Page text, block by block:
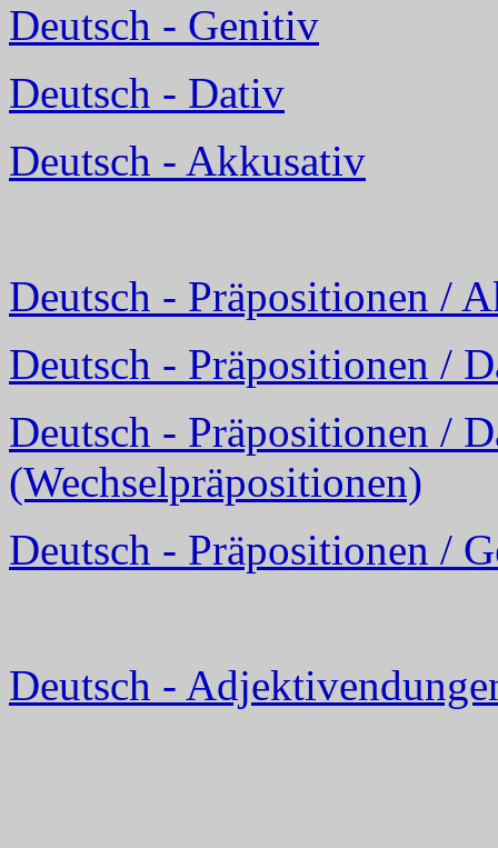
Deutsch - Genitiv
Deutsch - Dativ
Deutsch - Akkusativ
Deutsch - Präpositionen /
Deutsch - Präpositionen /
Deutsch - Präpositionen /
(Wechselpräpositionen)
Deutsch - Präpositionen /
Deutsch -